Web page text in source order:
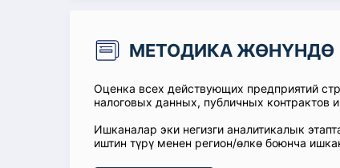
МЕТОДИКА ЖӨНҮНДӨ
Оценка всех действующих предприятий
налоговых данных, публичных контрактов
Ишканалар эки негизги аналитикалык
иштин түрү менен регион/өлкө боюнча